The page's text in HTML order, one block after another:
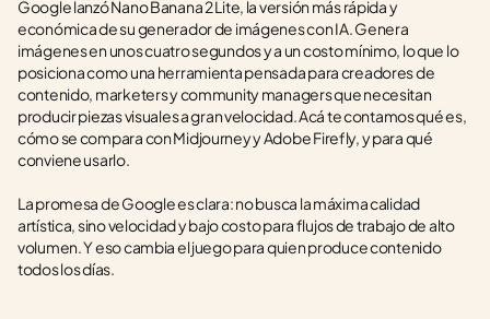
Google lanzó Nano Banana 2 Lite, la versión más rápida y
económica de su generador de imágenes con IA. Genera
imágenes en unos cuatro segundos y a un costo mínimo, lo que lo
posiciona como una herramienta pensada para creadores de
contenido, marketers y community managers que necesitan
producir piezas visuales a gran velocidad. Acá te contamos qué es,
cómo se compara con Midjourney y Adobe Firefly, y para qué
conviene usarlo.
La promesa de Google es clara: no busca la máxima calidad
artística, sino velocidad y bajo costo para flujos de trabajo de alto
volumen. Y eso cambia el juego para quien produce contenido
todos los días.